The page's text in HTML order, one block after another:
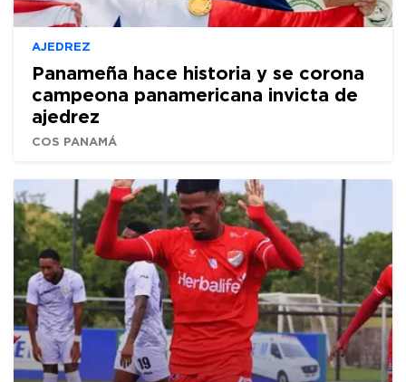
AJEDREZ
Panameña hace historia y se corona
campeona panamericana invicta de
ajedrez
COS PANAMÁ